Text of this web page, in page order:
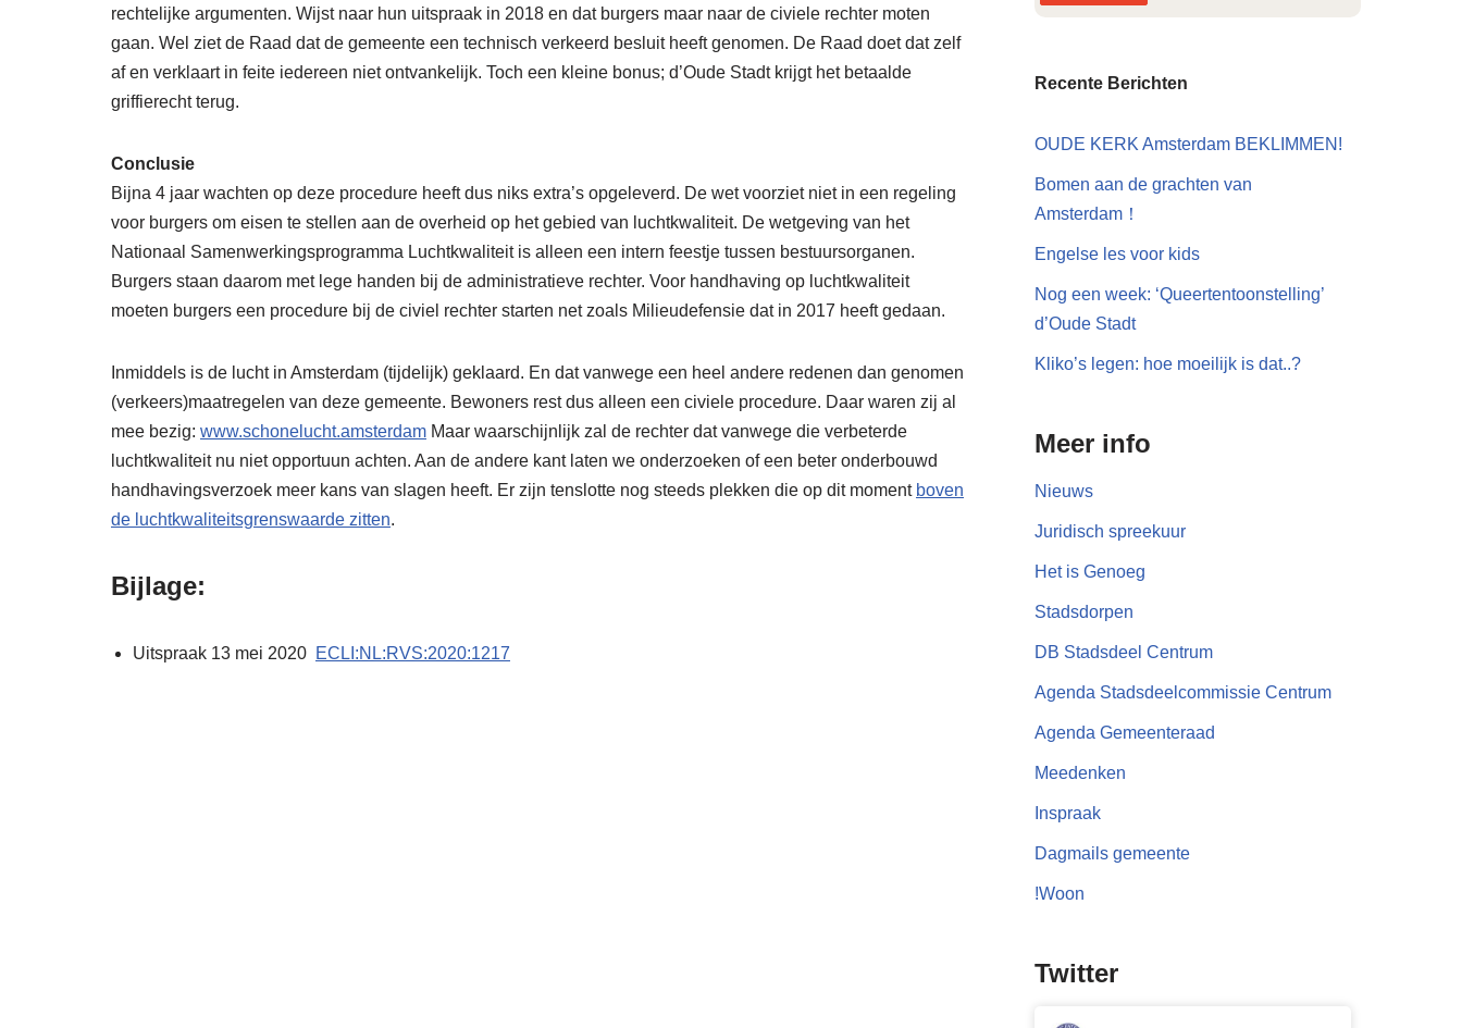
rechtelijke argumenten. Wijst naar hun uitspraak in 2018 en dat burgers maar naar de civiele rechter moten
gaan. Wel ziet de Raad dat de gemeente een technisch verkeerd besluit heeft genomen. De Raad doet dat zelf
af en verklaart in feite iedereen niet ontvankelijk. Toch een kleine bonus; d’Oude Stadt krijgt het betaalde
griffierecht terug.
Conclusie
Bijna 4 jaar wachten op deze procedure heeft dus niks extra’s opgeleverd. De wet voorziet niet in een regeling
voor burgers om eisen te stellen aan de overheid op het gebied van luchtkwaliteit. De wetgeving van het
Nationaal Samenwerkingsprogramma Luchtkwaliteit is alleen een intern feestje tussen bestuursorganen.
Burgers staan daarom met lege handen bij de administratieve rechter. Voor handhaving op luchtkwaliteit
moeten burgers een procedure bij de civiel rechter starten net zoals Milieudefensie dat in 2017 heeft gedaan.
Inmiddels is de lucht in Amsterdam (tijdelijk) geklaard. En dat vanwege een heel andere redenen dan genomen
(verkeers)maatregelen van deze gemeente. Bewoners rest dus alleen een civiele procedure. Daar waren zij al
mee bezig: www.schonelucht.amsterdam Maar waarschijnlijk zal de rechter dat vanwege die verbeterde
luchtkwaliteit nu niet opportuun achten. Aan de andere kant laten we onderzoeken of een beter onderbouwd
handhavingsverzoek meer kans van slagen heeft. Er zijn tenslotte nog steeds plekken die op dit moment boven
de luchtkwaliteitsgrenswaarde zitten.
Bijlage:
Uitspraak 13 mei 2020 ECLI:NL:RVS:2020:1217
Recente Berichten
OUDE KERK Amsterdam BEKLIMMEN!
Bomen aan de grachten van
Amsterdam！
Engelse les voor kids
Nog een week: ‘Queertentoonstelling’
d’Oude Stadt
Kliko’s legen: hoe moeilijk is dat..?
Meer info
Nieuws
Juridisch spreekuur
Het is Genoeg
Stadsdorpen
DB Stadsdeel Centrum
Agenda Stadsdeelcommissie Centrum
Agenda Gemeenteraad
Meedenken
Inspraak
Dagmails gemeente
!Woon
Twitter